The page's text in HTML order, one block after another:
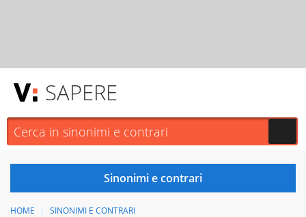
SAPERE
HOME SINONIMI E CONTRARI